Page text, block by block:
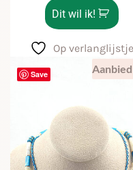
Dit wil ik!
Op verlanglijstje
Save